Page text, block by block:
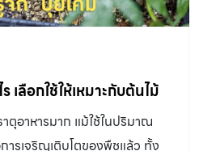
ร่ออกแบบภายใต้แนวคิด “End
งค์ความรู้การบริหารจัดการ
จากแนวคิด KUBOTA (Agri)
การจัดการเกษตรครบวงจรที่
ต้า ในรูปแบบของโซนสร้าง
ลือกใช้ให้เหมาะกับต้นไม้
อาหารมาก แม้ใช้ในปริมาณ
ารเจริญเติบโตของพืชแล้ว ทั้ง